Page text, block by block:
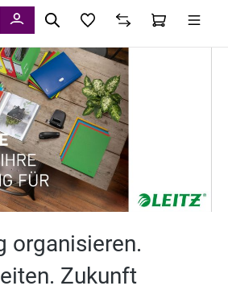
organisieren.
Zukunft